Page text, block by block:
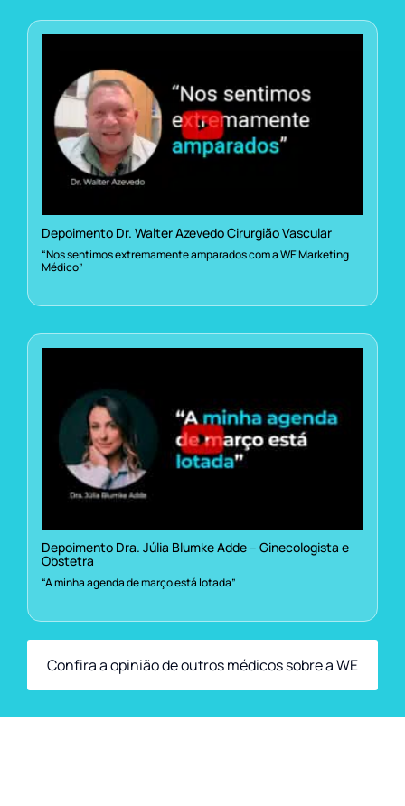
Depoimento Dr. Walter Azevedo Cirurgião Vascular
“Nos sentimos extremamente amparados com a WE Marketing
Médico”
Depoimento Dra. Júlia Blumke Adde – Ginecologista e
Obstetra
“A minha agenda de março está lotada”
Confira a opinião de outros médicos sobre a WE